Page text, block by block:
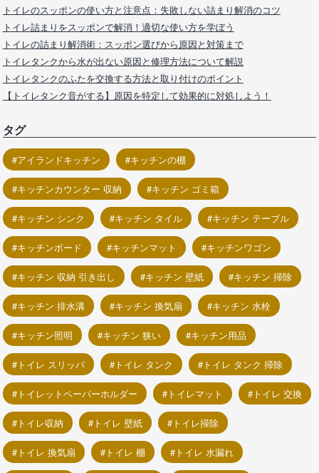
トイレのスッポンの使い方と注意点：失敗しない詰まり解消のコツ
トイレ詰まりをスッポンで解消！適切な使い方を学ぼう
トイレの詰まり解消術：スッポン選びから原因と対策まで
トイレタンクから水が出ない原因と修理方法について解説
トイレタンクのふたを交換する方法と取り付けのポイント
【トイレタンク音がする】原因を特定して効果的に対処しよう！
タグ
アイランドキッチン キッチンの棚
キッチンカウンター 収納 キッチン ゴミ箱
キッチン シンク キッチン タイル キッチン テーブル
キッチンボード キッチンマット キッチンワゴン
キッチン 収納 引き出し キッチン 壁紙 キッチン 掃除
キッチン 排水溝 キッチン 換気扇 キッチン 水栓
キッチン照明 キッチン 狭い キッチン用品
トイレ スリッパ トイレ タンク トイレ タンク 掃除
トイレットペーパーホルダー トイレマット トイレ 交換
トイレ収納 トイレ 壁紙 トイレ掃除
トイレ 換気扇 トイレ 棚 トイレ 水漏れ